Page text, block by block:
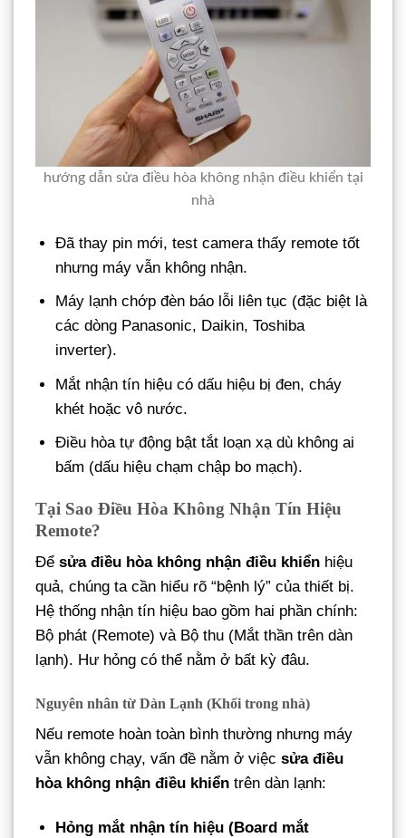
hướng dẫn sửa điều hòa không nhận điều khiển tại
nhà
Đã thay pin mới, test camera thấy remote tốt
nhưng máy vẫn không nhận.
Máy lạnh chớp đèn báo lỗi liên tục (đặc biệt là
các dòng Panasonic, Daikin, Toshiba
inverter).
Mắt nhận tín hiệu có dấu hiệu bị đen, cháy
khét hoặc vô nước.
Điều hòa tự động bật tắt loạn xạ dù không ai
bấm (dấu hiệu chạm chập bo mạch).
Tại Sao Điều Hòa Không Nhận Tín Hiệu
Remote?
Để sửa điều hòa không nhận điều khiển hiệu
quả, chúng ta cần hiểu rõ “bệnh lý” của thiết bị.
Hệ thống nhận tín hiệu bao gồm hai phần chính:
Bộ phát (Remote) và Bộ thu (Mắt thần trên dàn
lạnh). Hư hỏng có thể nằm ở bất kỳ đâu.
Nguyên nhân từ Dàn Lạnh (Khối trong nhà)
Nếu remote hoàn toàn bình thường nhưng máy
vẫn không chạy, vấn đề nằm ở việc sửa điều
hòa không nhận điều khiển trên dàn lạnh:
Hỏng mắt nhận tín hiệu (Board mắt